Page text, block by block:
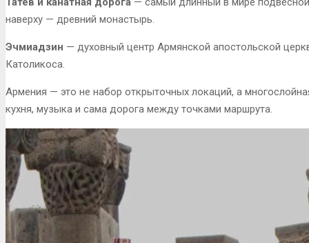
наверху — древний монастырь.
Эчмиадзин — духовный центр Армянской апостольской
Католикоса.
Армения — это не набор открыточных локаций, а
кухня, музыка и сама дорога между точками маршрута.